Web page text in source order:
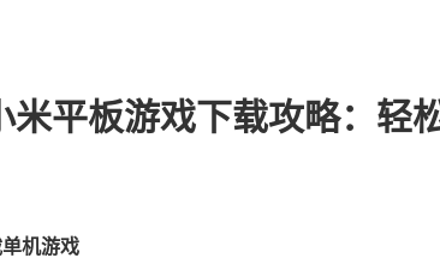
米平板游戏下载攻略：轻
机游戏